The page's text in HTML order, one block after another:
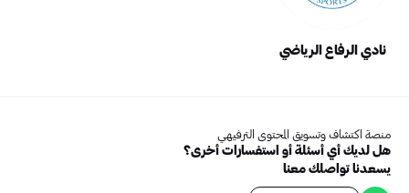
نادي الرفاع الرياضي
منصة اكتشاف وتسويق المحتوى الترفيهي
هل لديك أي أسئلة أو استفسارات أخرى؟
يسعدنا تواصلك معنا